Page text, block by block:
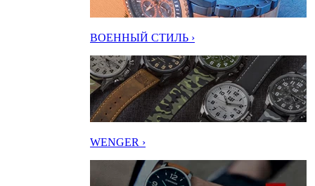
ВОЕННЫЙ СТИЛЬ ›
WENGER ›